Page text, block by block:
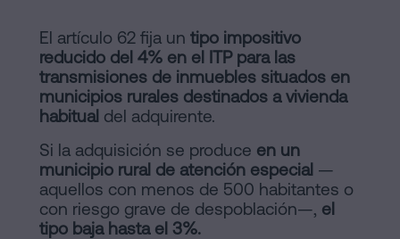
El artículo 62 fija un tipo impositivo
reducido del 4% en el ITP para las
transmisiones de inmuebles situados en
municipios rurales destinados a vivienda
habitual del adquirente.
Si la adquisición se produce en un
municipio rural de atención especial —
aquellos con menos de 500 habitantes o
con riesgo grave de despoblación—, el
tipo baja hasta el 3%.